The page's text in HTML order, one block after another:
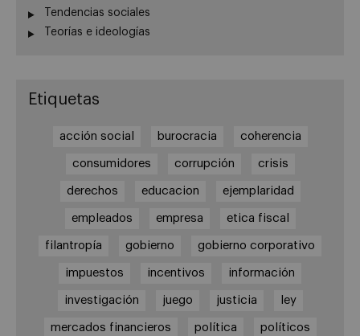
Tendencias sociales
Teorías e ideologías
Etiquetas
acción social burocracia coherencia
consumidores corrupción crisis
derechos educacion ejemplaridad
empleados empresa etica fiscal
filantropía gobierno gobierno corporativo
impuestos incentivos información
investigación juego justicia ley
mercados financieros política políticos